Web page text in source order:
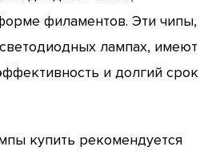
филаментов. Эти чипы,
лампах, имеют
и долгий срок
купить рекомендуется